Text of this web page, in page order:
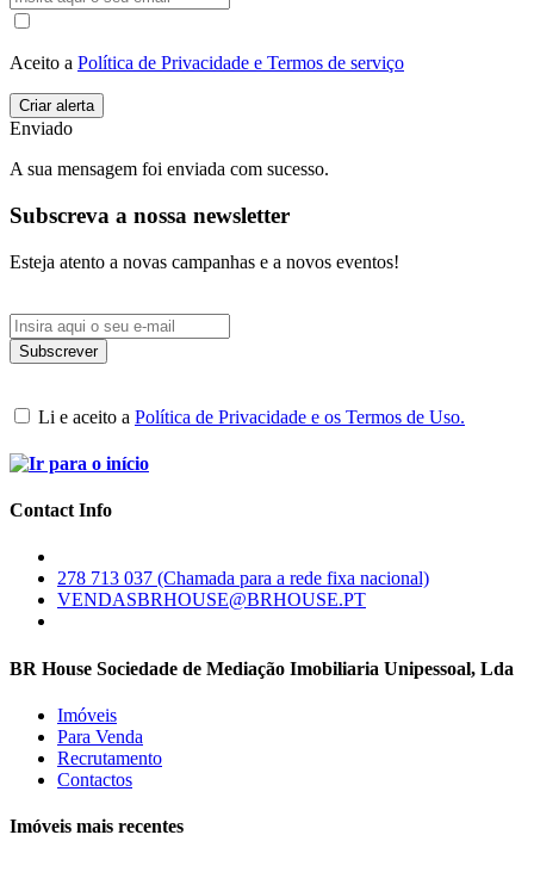
Aceito a Política de Privacidade e Termos de serviço
Enviado
A sua mensagem foi enviada com sucesso.
Subscreva a nossa newsletter
Esteja atento a novas campanhas e a novos eventos!
Li e aceito a Política de Privacidade e os Termos de Uso.
Contact Info
278 713 037 (Chamada para a rede fixa nacional)
VENDASBRHOUSE@BRHOUSE.PT
BR House Sociedade de Mediação Imobiliaria Unipessoal, Lda
Imóveis
Para Venda
Recrutamento
Contactos
Imóveis mais recentes